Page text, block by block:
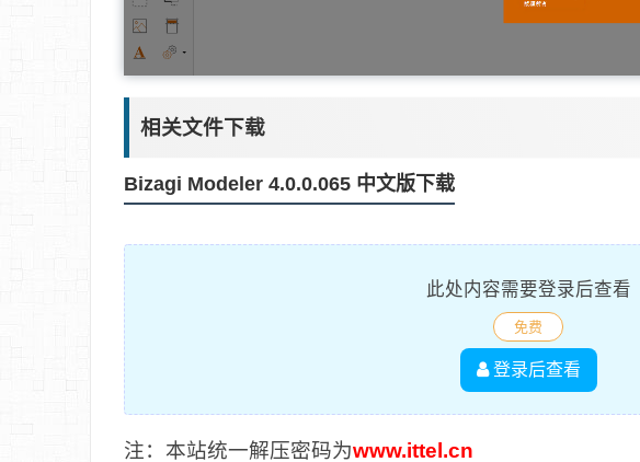
相关文件下载
Bizagi Modeler 4.0.0.065 中文版下载
此处内容需要登录后查看
免费
登录后查看
注：本站统一解压密码为www.ittel.cn